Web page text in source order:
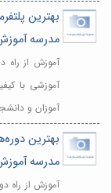
بهترین
مدرسه آموزش
آموزش از راه
آموزشی با
آموزان و
بهترین
مدرسه آموزش
آموزش از راه